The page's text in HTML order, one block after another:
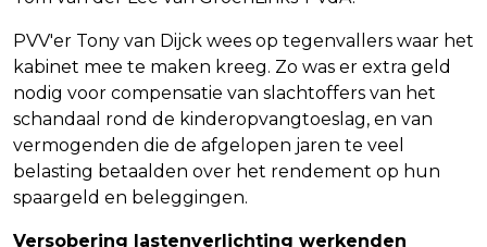
PVV'er Tony van Dijck wees op tegenvallers waar het
kabinet mee te maken kreeg. Zo was er extra geld
nodig voor compensatie van slachtoffers van het
schandaal rond de kinderopvangtoeslag, en van
vermogenden die de afgelopen jaren te veel
belasting betaalden over het rendement op hun
spaargeld en beleggingen.
Versobering lastenverlichting werkenden